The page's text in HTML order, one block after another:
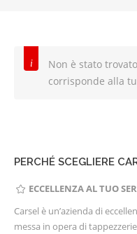
Non è stato
corrisponde alla
PERCHÉ SCEGLIERE
ECCELLENZA AL TUO
Carsel è un’azienda di
messa in opera di